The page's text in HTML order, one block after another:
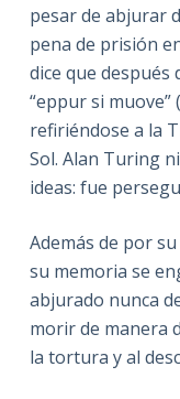
pesar de abjurar
pena de prisión
dice que después
“eppur si muove”
refiriéndose a la
Sol. Alan Turing
ideas: fue
Además de por
su memoria se
abjurado nunca
morir de manera
la tortura y al